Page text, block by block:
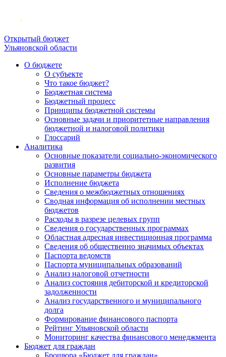
Открытый бюджет
Ульяновской области
О бюджете
О субъекте
Что такое бюджет?
Бюджетная система
Бюджетный процесс
Принципы бюджетной системы
Основные задачи и приоритетные направления
бюджетной и налоговой политики
Глоссарий
Аналитика
Основные показатели социально-экономического
развития
Основные параметры бюджета
Исполнение бюджета
Сведения о межбюджетных отношениях
Сводная информация об исполнении местных
бюджетов
Расходы в разрезе целевых групп
Сведения о государственных программах
Областная адресная инвестиционная программа
Сведения об общественно значимых объектах
Паспорта ведомств
Паспорта муниципальных образований
Анализ налоговой отчетности
Анализ состояния дебиторской и кредиторской
задолженности
Анализ государственного и муниципального
долга
Формирование финансового паспорта
Рейтинг Ульяновской области
Мониторинг качества финансового менеджмента
Бюджет для граждан
Брошюра «Бюджет для граждан»